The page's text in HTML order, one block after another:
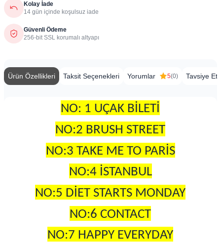
Kolay İade
14 gün içinde koşulsuz iade
Güvenli Ödeme
256-bit SSL korumalı altyapı
Ürün Özellikleri Taksit Seçenekleri Yorumlar 5(0) Tavsiye Et
NO: 1 UÇAK BİLETİ
NO:2 BRUSH STREET
NO:3 TAKE ME TO PARİS
NO:4 İSTANBUL
NO:5 DİET STARTS MONDAY
NO:6 CONTACT
NO:7 HAPPY EVERYDAY